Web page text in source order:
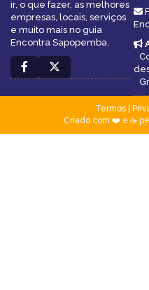
ir, o que fazer, as melhores
empresas, locais, serviços
e muito mais no guia
Encontra Sapopemba.
Termos|
Criado com ❤️ e ☕